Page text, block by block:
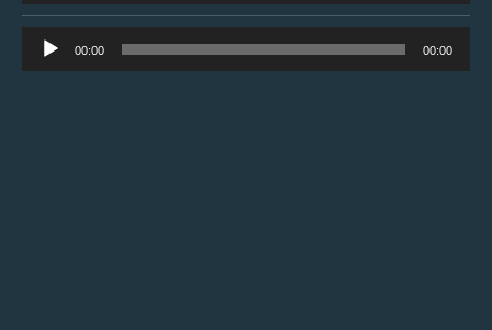
áudio
Tocador
de
00:00 00:00